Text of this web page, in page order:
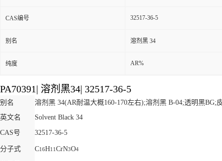
CAS编号 32517-36-5
别名 溶剂黑 34
纯度 AR%
PA70391| 溶剂黑34| 32517-36-5
别名
溶剂黑 34(AR耐温大概160-170左右);溶剂黑 B-04;透明黑BG;
英文名
Solvent Black 34
CAS号 32517-36-5
分子式 C16H11 CrN3O4